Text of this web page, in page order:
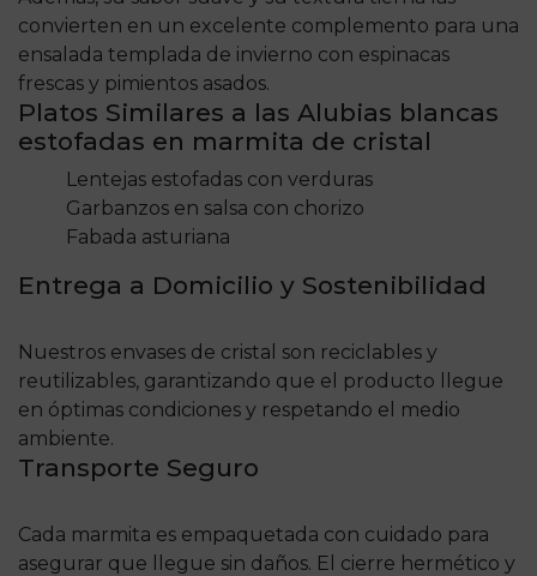
convierten en un excelente complemento para una
ensalada templada de invierno con espinacas
frescas y pimientos asados.
Platos Similares a las Alubias blancas
estofadas en marmita de cristal
Lentejas estofadas con verduras
Garbanzos en salsa con chorizo
Fabada asturiana
Entrega a Domicilio y Sostenibilidad
Nuestros envases de cristal son reciclables y
reutilizables, garantizando que el producto llegue
en óptimas condiciones y respetando el medio
ambiente.
Transporte Seguro
Cada marmita es empaquetada con cuidado para
asegurar que llegue sin daños. El cierre hermético y